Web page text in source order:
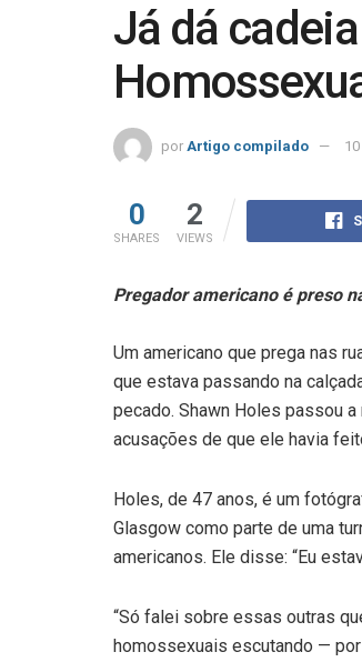
Já dá
por Artigo compilado
0
SHARES
2
VIEWS
Pregador americano é preso
Um americano que prega nas
que estava passando na
pecado. Shawn Holes passou
acusações de que ele havia
Holes, de 47 anos, é um
Glasgow como parte de uma
americanos. Ele disse: “Eu
“Só falei sobre essas outras
homossexuais escutando —